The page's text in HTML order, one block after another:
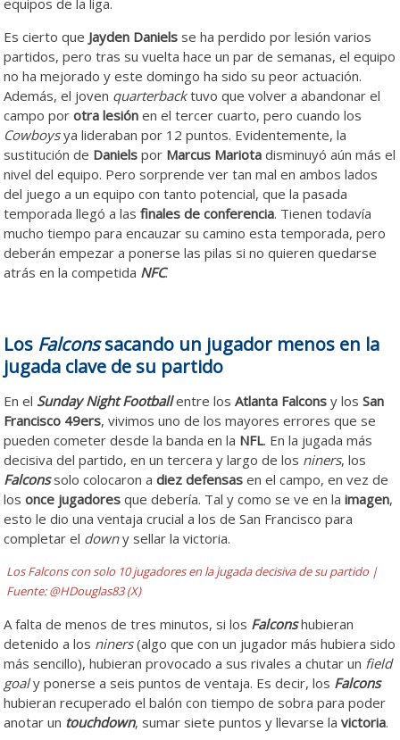
Es cierto que Jayden Daniels se ha perdido por lesión varios
partidos, pero tras su vuelta hace un par de semanas, el equipo
no ha mejorado y este domingo ha sido su peor actuación.
Además, el joven quarterbacktuvo que volver a abandonar el
campo por otra lesión en el tercer cuarto, pero cuando los
Cowboysya lideraban por 12 puntos. Evidentemente, la
sustitución de Daniels por Marcus Mariota disminuyó aún más el
nivel del equipo. Pero sorprende ver tan mal en ambos lados
del juego a un equipo con tanto potencial, que la pasada
temporada llegó a lasfinales de conferencia. Tienen todavía
mucho tiempo para encauzar su camino esta temporada, pero
deberán empezar a ponerse las pilas si no quieren quedarse
atrás en la competida NFC.
Los Falconssacando un jugador menos en la
jugada clave de su partido
En el Sunday Night Footballentre losAtlanta Falcons y losSan
Francisco 49ers, vivimos uno de los mayores errores que se
pueden cometer desde la banda en la NFL. En la jugada más
decisiva del partido, en un tercera y largo de los niners, los
Falcons solo colocaron adiez defensas en el campo, en vez de
losonce jugadores que debería. Tal y como se ve en laimagen,
esto le dio una ventaja crucial a los de San Francisco para
completar el downy sellar la victoria.
Los Falcons con solo 10 jugadores en la jugada decisiva de su partido |
Fuente: @HDouglas83 (X)
A falta de menos de tres minutos, si los Falcons hubieran
detenido a los niners(algo que con un jugador más hubiera sido
más sencillo), hubieran provocado a sus rivales a chutar un field
goaly ponerse a seis puntos de ventaja. Es decir, los Falcons
hubieran recuperado el balón con tiempo de sobra para poder
anotar un touchdown, sumar siete puntos y llevarse lavictoria.